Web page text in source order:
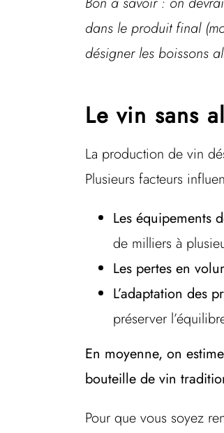
dans le produit final
désigner les boissons
Le vin sans
La production de vin
Plusieurs facteurs
Les équipements
de milliers à
Les pertes en
L’adaptation des
préserver
En moyenne, on
bouteille de vin
Pour que vous soyez